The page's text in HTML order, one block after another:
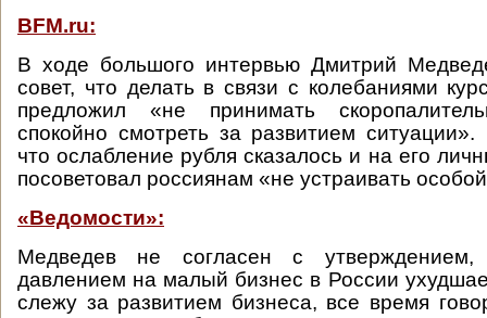
BFM.ru:
В ходе большого интервью Дмитрий
совет, что делать в связи с колебаниями
предложил «не принимать
спокойно смотреть за развитием
что ослабление рубля сказалось и на его
посоветовал россиянам «не устраивать
«Ведомости»:
Медведев не согласен с
давлением на малый бизнес в России
слежу за развитием бизнеса, все время